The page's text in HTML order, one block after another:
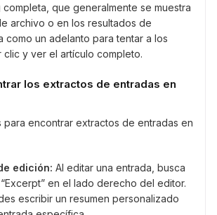
que generalmente se muestra
archivo o en los resultados de
como un adelanto para tentar a los
clic y ver el artículo completo.
los extractos de entradas en
para encontrar extractos de entradas en
edición: Al editar una entrada, busca
en el lado derecho del editor.
escribir un resumen personalizado